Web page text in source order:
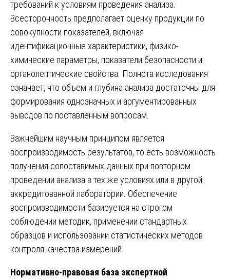
требований к условиям проведения анализа.
Всесторонность предполагает оценку продукции по
совокупности показателей, включая
идентификационные характеристики, физико-
химические параметры, показатели безопасности и
органолептические свойства. Полнота исследования
означает, что объем и глубина анализа достаточны для
формирования однозначных и аргументированных
выводов по поставленным вопросам.
Важнейшим научным принципом является
воспроизводимость результатов, то есть возможность
получения сопоставимых данных при повторном
проведении анализа в тех же условиях или в другой
аккредитованной лаборатории. Обеспечение
воспроизводимости базируется на строгом
соблюдении методик, применении стандартных
образцов и использовании статистических методов
контроля качества измерений.
Нормативно-правовая база экспертной